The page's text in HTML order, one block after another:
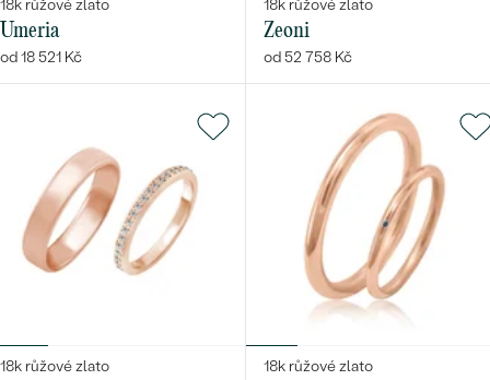
18k růžové zlato
Umeria
od 18 521 Kč
18k růžové zlato
Zeoni
od 52 758 Kč
18k růžové zlato 18k růžové zlato